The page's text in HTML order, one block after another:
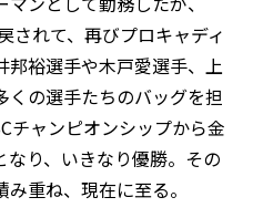
されて、再びプロキャディ
邦裕選手や木戸愛選手、上
の選手たちのバッグを担
チャンピオンシップから金
り、いきなり優勝。その
重ね、現在に至る。